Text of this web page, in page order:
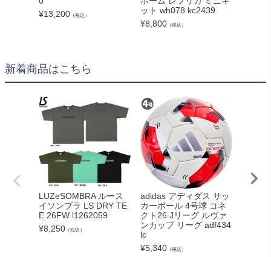
¥13,200 （税込）
ット wh078 kc2439
¥8,800 （税込）
新着商品はこちら
LUZeSOMBRA ルース
イソンブラ LS DRY TE
E 26FW l1262059
¥8,250 （税込）
adidas アディダス サッ
カーボール 4号球 コネ
クト26 Jリーグ ルヴァ
ンカップ リーグ adf434
lc
¥5,340 （税込）